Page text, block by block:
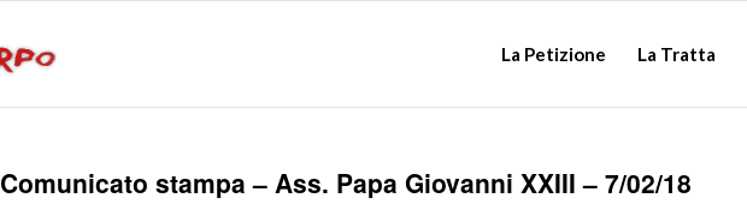
La Petizione La Tratta
Comunicato stampa – Ass. Papa Giovanni XXIII – 7/02/18